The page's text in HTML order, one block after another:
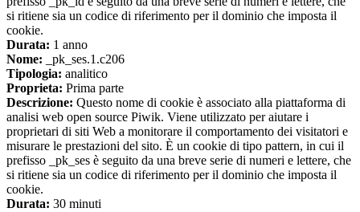
si ritiene sia un codice di riferimento per il dominio che imposta il
cookie.
Durata: 1 anno
Nome: _pk_ses.1.c206
Tipologia: analitico
Proprieta: Prima parte
Descrizione: Questo nome di cookie è associato alla piattaforma di
analisi web open source Piwik. Viene utilizzato per aiutare i
proprietari di siti Web a monitorare il comportamento dei visitatori e
misurare le prestazioni del sito. È un cookie di tipo pattern, in cui il
prefisso _pk_ses è seguito da una breve serie di numeri e lettere, che
si ritiene sia un codice di riferimento per il dominio che imposta il
cookie.
Durata: 30 minuti